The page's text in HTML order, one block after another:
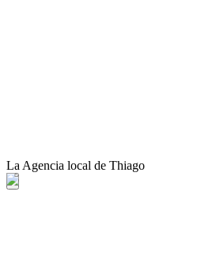
La Agencia local de Thiago